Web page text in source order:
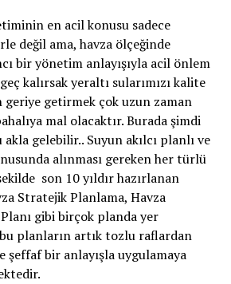
en acil konusu sadece
değil ama, havza ölçeğinde
bir yönetim anlayışıyla acil önlem
kalırsak yeraltı sularımızı kalite
geriye getirmek çok uzun zaman
mal olacaktır. Burada şimdi
akla gelebilir.. Suyun akılcı planlı ve
alınması gereken her türlü
son 10 yıldır hazırlanan
Stratejik Planlama, Havza
gibi birçok planda yer
planların artık tozlu raflardan
şeffaf bir anlayışla uygulamaya